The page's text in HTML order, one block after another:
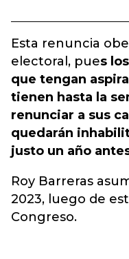
Esta renuncia
electoral, pues
que tengan
tienen hasta la
renunciar a sus
quedarán
justo un año
Roy Barreras
2023, luego de
Congreso.